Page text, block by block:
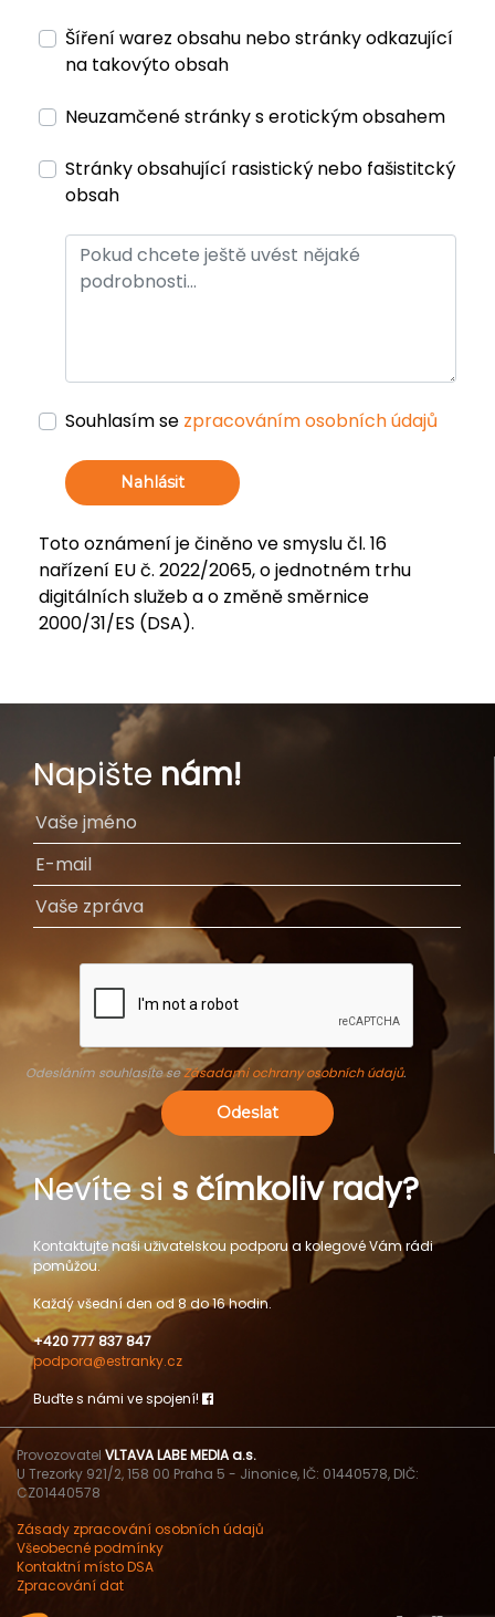
Šíření warez obsahu nebo stránky odkazující
na takovýto obsah
Neuzamčené stránky s erotickým obsahem
Stránky obsahující rasistický nebo fašistitcký
obsah
Souhlasím se zpracováním osobních údajů
Nahlásit
Toto oznámení je činěno ve smyslu čl. 16
nařízení EU č. 2022/2065, o jednotném trhu
digitálních služeb a o změně směrnice
2000/31/ES (DSA).
Napište nám!
Odesláním souhlasíte seZásadami ochrany osobních údajů.
Odeslat
Nevíte si s čímkoliv rady?
Kontaktujte naši uživatelskou podporu a kolegové Vám rádi
pomůžou.
Každý všední den od 8 do 16 hodin.
+420 777 837 847
podpora@estranky.cz
Buďte s námi ve spojení!
Provozovatel VLTAVA LABE MEDIA a.s.
U Trezorky 921/2, 158 00 Praha 5 - Jinonice, IČ: 01440578, DIČ:
CZ01440578
Zásady zpracování osobních údajů
Všeobecné podmínky
Kontaktní místo DSA
Zpracování dat